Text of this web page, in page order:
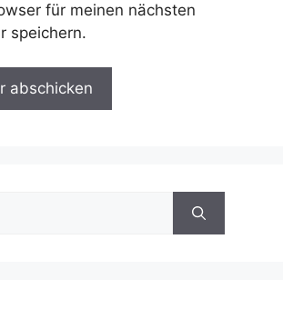
für meinen nächsten
speichern.